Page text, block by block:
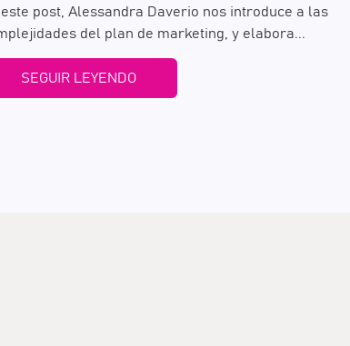
este post, Alessandra Daverio nos introduce a las
del plan de marketing, y elabora...
SEGUIR LEYENDO